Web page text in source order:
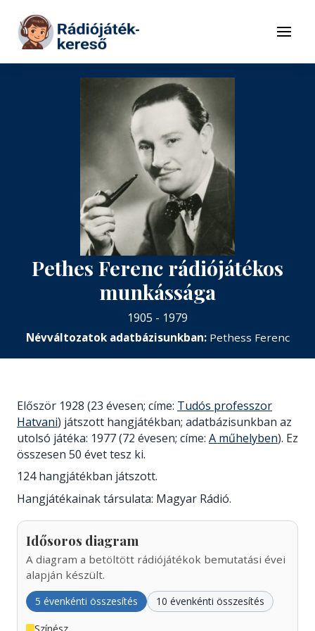
Tovább a tartalomhoz
Menü
Pethes Ferenc rádiójátékos
munkássága
1905 - 1979
Névváltozatok adatbázisunkban: Pethess Ferenc
Először 1928 (23 évesen; címe: Tudós professzor
Hatvani) játszott hangjátékban; adatbázisunkban az
utolsó játéka: 1977 (72 évesen; címe: A műhelyben). Ez
összesen 50 évet tesz ki.
124 hangjátékban játszott.
Hangjátékainak társulata: Magyar Rádió.
Idősoros diagram
A diagram a betöltött rádiójátékok bemutatási évei
alapján készült.
5 évenkénti összesítés 10 évenkénti összesítés
Színész